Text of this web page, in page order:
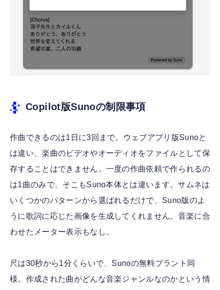
Copilot版Sunoの制限事項
作曲できるのは1日に3回まで。ウェブアプリ版Sunoと
は違い、楽曲のビデオやオーディオをファイルとして保
存することはできません。一度の作曲依頼で作られるの
は1曲のみで、そこもSuno本体とは違います。サムネは
いくつかのパターンから選ばれるだけで、Suno版のよ
うに歌詞に応じた画像を生成してくれません。音楽に合
わせたメーター表示もなし。
尺は30秒から1分くらいで、Sunoの無料プラント同
様。作成された曲がどんな音楽ジャンルなのかという情